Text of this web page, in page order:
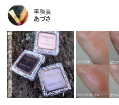
事務員
あづさ